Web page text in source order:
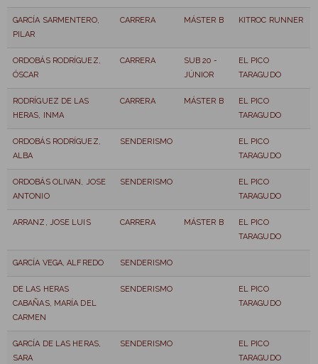
GARCÍA SARMENTERO,
PILAR
CARRERA MÁSTER B KITROC RUNNER
ORDOBÁS RODRÍGUEZ,
ÓSCAR
CARRERA
SUB 20 -
JÚNIOR
EL PICO
TARAGUDO
RODRÍGUEZ DE LAS
HERAS, INMA
CARRERA MÁSTER B
EL PICO
TARAGUDO
ORDOBÁS RODRÍGUEZ,
ALBA
SENDERISMO
EL PICO
TARAGUDO
ORDOBÁS OLIVAN, JOSE
ANTONIO
SENDERISMO
EL PICO
TARAGUDO
ARRANZ, JOSE LUIS CARRERA MÁSTER B
EL PICO
TARAGUDO
GARCÍA VEGA, ALFREDO SENDERISMO
DE LAS HERAS
CABAÑAS, MARÍA DEL
CARMEN
SENDERISMO
EL PICO
TARAGUDO
GARCÍA DE LAS HERAS,
SARA
SENDERISMO
EL PICO
TARAGUDO